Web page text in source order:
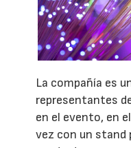
La compañía es
representantes
en el evento, en
vez con un stand